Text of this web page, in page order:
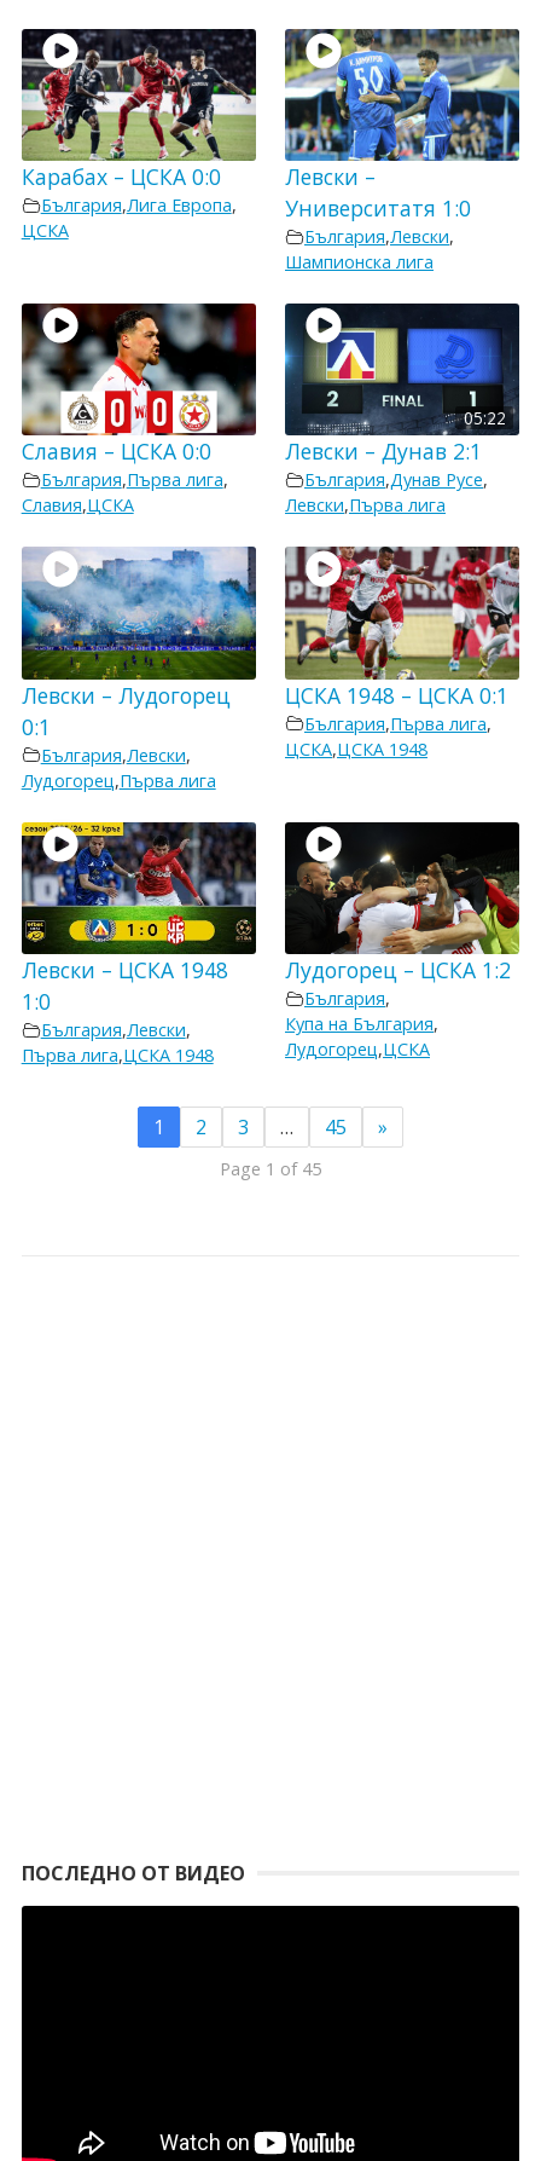
Карабах – ЦСКА 0:0
България,Лига Европа,
ЦСКА
Левски –
Университатя 1:0
България,Левски,
Шампионска лига
Славия – ЦСКА 0:0
България,Първа лига,
Славия,ЦСКА
05:22
Левски – Дунав 2:1
България,Дунав Русе,
Левски,Първа лига
Левски – Лудогорец
0:1
България,Левски,
Лудогорец,Първа лига
ЦСКА 1948 – ЦСКА 0:1
България,Първа лига,
ЦСКА,ЦСКА 1948
Левски – ЦСКА 1948
1:0
България,Левски,
Първа лига,ЦСКА 1948
Лудогорец – ЦСКА 1:2
България,
Купа на България,
Лудогорец,ЦСКА
1 2 3 … 45 »
Page 1 of 45
ПОСЛЕДНО ОТ ВИДЕО